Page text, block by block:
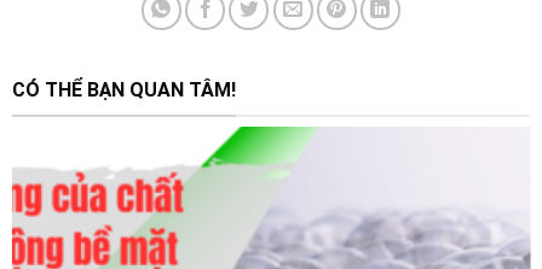
CÓ THỂ BẠN QUAN TÂM!